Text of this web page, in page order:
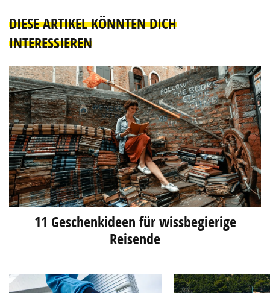
DIESE ARTIKEL KÖNNTEN DICH
INTERESSIEREN
11 Geschenkideen für wissbegierige
Reisende